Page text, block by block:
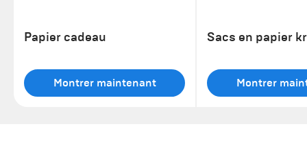
Papier cadeau
Montrer maintenant
Sacs en papier
Montrer